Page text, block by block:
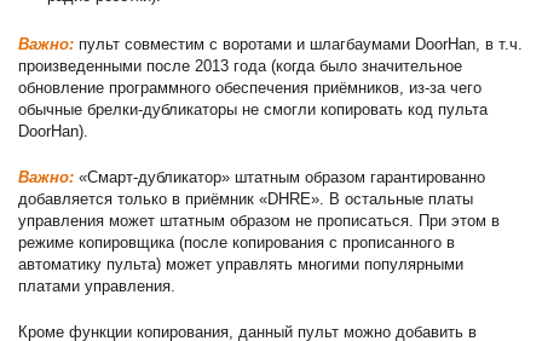
Важно: пульт совместим с воротами и шлагбаумами DoorHan, в т.ч.
произведенными после 2013 года (когда было значительное
обновление программного обеспечения приёмников, из-за чего
обычные брелки-дубликаторы не смогли копировать код пульта
DoorHan).
Важно: «Смарт-дубликатор» штатным образом гарантированно
добавляется только в приёмник «DHRE». В остальные платы
управления может штатным образом не прописаться. При этом в
режиме копировщика (после копирования с прописанного в
автоматику пульта) может управлять многими популярными
платами управления.
Кроме функции копирования, данный пульт можно добавить в